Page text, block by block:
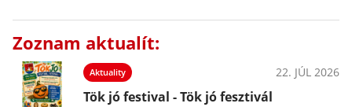
Zoznam aktualít:
Aktuality 22. JÚL 2026
Tök jó festival - Tök jó fesztivál